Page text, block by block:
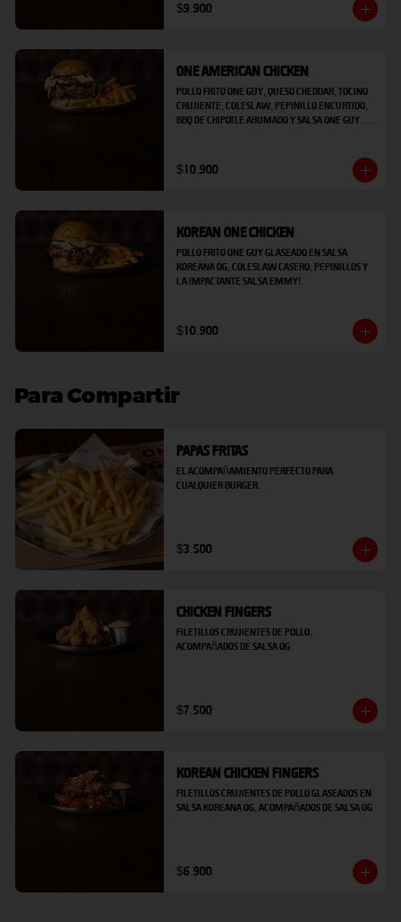
$9.900
One American Chicken
Pollo frito One Guy, queso cheddar, tocino
crujiente, coleslaw, pepinillo encurtido,
bbq de chipotle ahumado y salsa one guy.
$10.900
Korean One Chicken
Pollo frito One Guy glaseado en salsa
koreana OG, coleslaw casero, pepinillos y
la impactante salsa EMMY!.
$10.900
Para Compartir
Papas Fritas
El acompañamiento perfecto para
cualquier burger.
$3.500
Chicken fingers
Filetillos crujientes de pollo,
acompañados de salsa OG
$7.500
Korean Chicken Fingers
Filetillos crujientes de pollo glaseados en
salsa Koreana OG, acompañados de salsa OG
$6.900